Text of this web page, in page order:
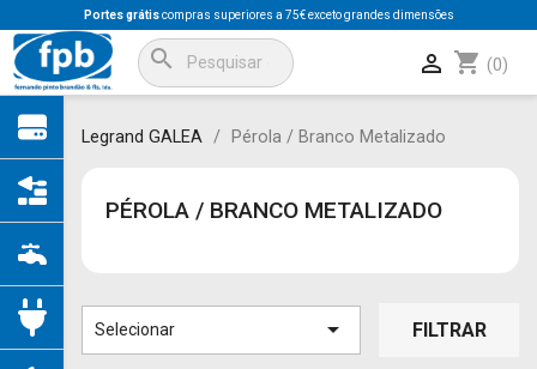
Portes grátiscompras superiores a 75€ exceto grandes dimensões
search shopping_cart (0)

Legrand GALEA Pérola / Branco Metalizado
PÉROLA / BRANCO METALIZADO
Selecionar  FILTRAR